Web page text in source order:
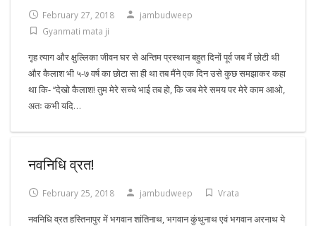
February 27, 2018
jambudweep
Gyanmati mata ji
गृह त्याग और क्षुल्लिका जीवन घर से अन्तिम प्रस्थान बहुत दिनों पूर्व जब मैं छोटी थी
और कैलाश भी ५-७ वर्ष का छोटा सा ही था तब मैंने एक दिन उसे कुछ समझाकर कहा
था कि- ‘‘देखो कैलाश! तुम मेरे सच्चे भाई तब हो, कि जब मेरे समय पर मेरे काम आओ,
अतः कभी यदि…
नवनिधि व्रत!
February 25, 2018 jambudweep Vrata
नवनिधि व्रत हस्तिनापुर में भगवान शांतिनाथ, भगवान कुंथुनाथ एवं भगवान अरनाथ ये